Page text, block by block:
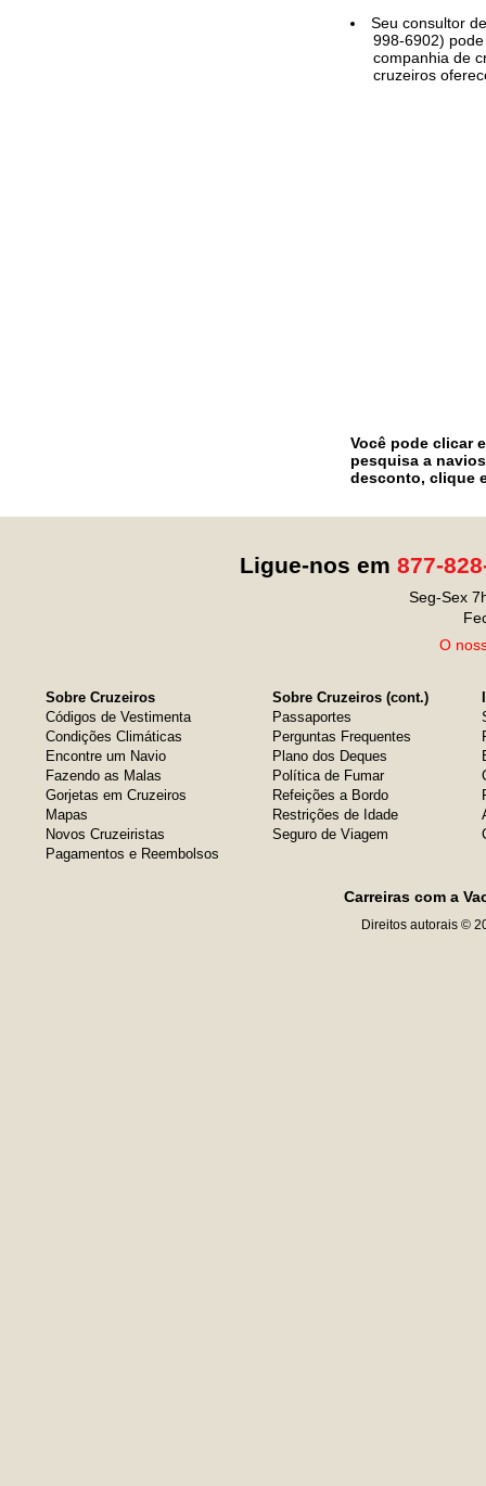
Seu consultor
998-6902)
companhia de
cruzeiros
Você pode clicar
pesquisa a
desconto, clique
Ligue-nos em 877-
Seg-Sex
O
Sobre Cruzeiros
Códigos de Vestimenta
Condições Climáticas
Encontre um Navio
Fazendo as Malas
Gorjetas em Cruzeiros
Mapas
Novos Cruzeiristas
Pagamentos e Reembolsos
Sobre Cruzeiros (cont.)
Passaportes
Perguntas Frequentes
Plano dos Deques
Política de Fumar
Refeições a Bordo
Restrições de Idade
Seguro de Viagem
Carreiras com a
Direitos autorais ©